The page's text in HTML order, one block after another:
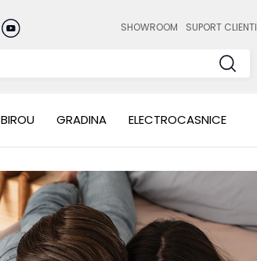
SHOWROOM SUPORT CLIENTI
BIROU GRADINA ELECTROCASNICE